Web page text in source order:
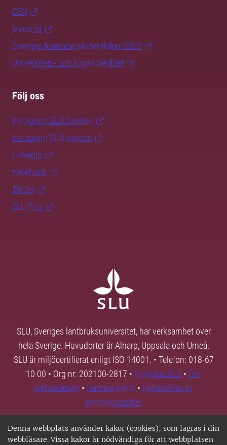
Denna webbplats använder kakor (cookies), som lagras i din
webbläsare. Vissa kakor är nödvändiga för att webbplatsen
CSN
Mecenat
Sveriges förenade studentkårer (SFS)
Universitets- och högskolerådet
Följ oss
Instagram SLU.Sweden
Instagram SLU.student
LinkedIn
Facebook
TikTok
SLU Play
SLU, Sveriges lantbruksuniversitet, har verksamhet över
hela Sverige. Huvudorter är Alnarp, Uppsala och Umeå.
SLU är miljöcertifierat enligt ISO 14001. • Telefon: 018-67
10 00 • Org nr: 202100-2817 • Kontakta SLU • Om
webbplatsen • Hantera kakor • Behandling av
personuppgifter